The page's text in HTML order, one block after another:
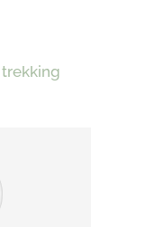
trekking